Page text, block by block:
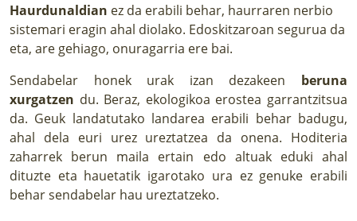
Haurdunaldian ez da erabili behar, haurraren nerbio
sistemari eragin ahal diolako. Edoskitzaroan segurua da
eta, are gehiago, onuragarria ere bai.
Sendabelar honek urak izan dezakeen beruna
xurgatzen du. Beraz, ekologikoa erostea garrantzitsua
da. Geuk landatutako landarea erabili behar badugu,
ahal dela euri urez ureztatzea da onena. Hoditeria
zaharrek berun maila ertain edo altuak eduki ahal
dituzte eta hauetatik igarotako ura ez genuke erabili
behar sendabelar hau ureztatzeko.